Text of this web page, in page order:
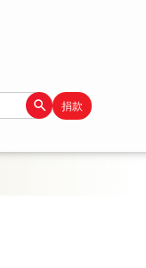
Search Button
捐款